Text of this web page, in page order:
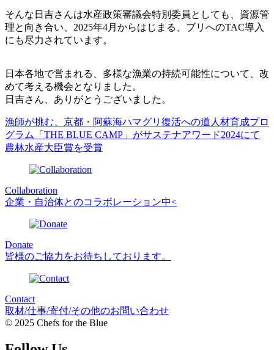
そんな日吉さんは水産政策審議会特別委員としても、資源管
理と向き合い、2025年4月からはじまる、ブリへのTAC導入
にも尽力されています。
日本各地で営まれる、多様な漁業の持続可能性について、改
めて考える機会となりました。
日吉さん、ありがとうございました。
漁師が挑む、京都・阿蘇海ハマグリ復活への道 人材育成プロ
グラム「THE BLUE CAMP」がサステナアワード2024にて
農林水産大臣賞を受賞
Collaboration
企業・自治体とのコラボレーション中<
Donate
皆様のご協力をお待ちしております。
Contact
取材/仕事/寄付/その他のお問い合わせ
© 2025 Chefs for the Blue